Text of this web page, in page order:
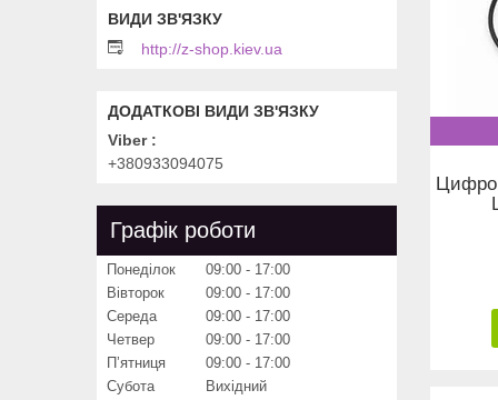
http://z-shop.kiev.ua
Viber
+380933094075
Графік роботи
Понеділок 09:00
17:00
Вівторок
09:00
17:00
Середа
09:00
17:00
Четвер
09:00
17:00
Пʼятниця
09:00
17:00
Субота
Вихідний